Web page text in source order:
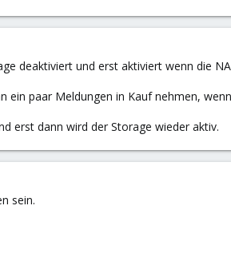
deaktiviert und erst aktiviert wenn die
paar Meldungen in Kauf nehmen,
erst dann wird der Storage wieder aktiv.
sein.